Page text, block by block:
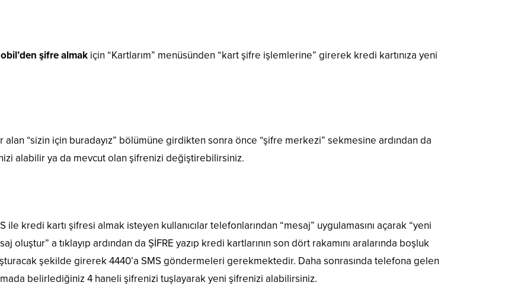
şifre almak için “Kartlarım” menüsünden “kart şifre işlemlerine” girerek kredi kartınıza yeni
“sizin için buradayız” bölümüne girdikten sonra önce “şifre merkezi” sekmesine ardından da
alabilir ya da mevcut olan şifrenizi değiştirebilirsiniz.
ile kredi kartı şifresi almak isteyen kullanıcılar telefonlarından “mesaj” uygulamasını açarak “yeni
oluştur” a tıklayıp ardından da ŞİFRE yazıp kredi kartlarının son dört rakamını aralarında boşluk
şekilde girerek 4440’a SMS göndermeleri gerekmektedir. Daha sonrasında telefona gelen
belirlediğiniz 4 haneli şifrenizi tuşlayarak yeni şifrenizi alabilirsiniz.